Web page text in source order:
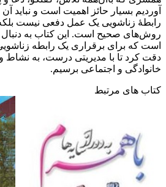
آوردیم بسیار حائز اهمیت است و نباید
رابطۀ زناشویی یک عمل دفعی نیست
روش‌های صحیح است. این کتاب به دنبال
است که برای برقراری یک رابطه
دقت کرد تا با مدیریتی درست، به نشاط
خانوادگی و اجتماعی برسیم.
کتاب های مرتبط